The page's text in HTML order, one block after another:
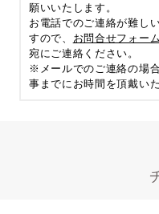
願いいたします。
お電話でのご連絡が難し
すので、 お問合せフォーム
宛にご連絡ください。
※メールでのご連絡の場
事までにお時間を頂戴い